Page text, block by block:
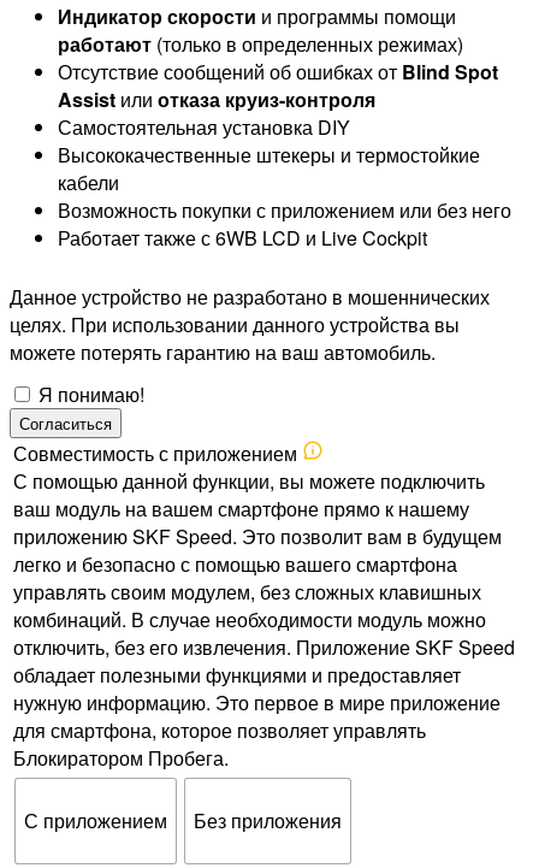
Индикатор скорости и программы помощи
работают (только в определенных режимах)
Отсутствие сообщений об ошибках от Blind Spot
Assist или отказа круиз-контроля
Самостоятельная установка DIY
Высококачественные штекеры и термостойкие
кабели
Возможность покупки с приложением или без него
Работает также с 6WB LCD и Live Cockpit
Данное устройство не разработано в мошеннических
целях. При использовании данного устройства вы
можете потерять гарантию на ваш автомобиль.
Я понимаю!
Согласиться
Совместимость с приложением
С помощью данной функции, вы можете подключить
ваш модуль на вашем смартфоне прямо к нашему
приложению SKF Speed. Это позволит вам в будущем
легко и безопасно с помощью вашего смартфона
управлять своим модулем, без сложных клавишных
комбинаций. В случае необходимости модуль можно
отключить, без его извлечения. Приложение SKF Speed
обладает полезными функциями и предоставляет
нужную информацию. Это первое в мире приложение
для смартфона, которое позволяет управлять
Блокиратором Пробега.
С приложением Без приложения